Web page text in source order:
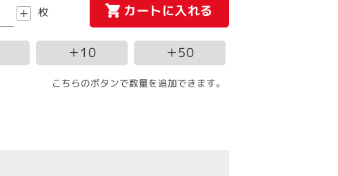
+ 枚 カートに入れる
＋10 ＋50
こちらのボタンで数量を追加できます。